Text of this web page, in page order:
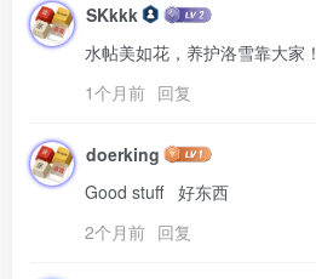
SKkkk
水帖美如花，养护洛雪靠大家！
1个月前 回复
doerking
Good stuff   好东西
2个月前 回复